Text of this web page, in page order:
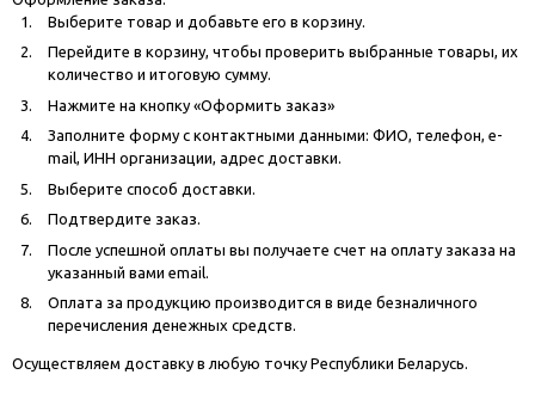
Выберите товар и добавьте его в корзину.
Перейдите в корзину, чтобы проверить выбранные товары, их
количество и итоговую сумму.
Нажмите на кнопку «Оформить заказ»
Заполните форму с контактными данными: ФИО, телефон, e-
mail, ИНН организации, адрес доставки.
Выберите способ доставки.
Подтвердите заказ.
После успешной оплаты вы получаете счет на оплату заказа на
указанный вами email.
Оплата за продукцию производится в виде безналичного
перечисления денежных средств.
Осуществляем доставку в любую точку Республики Беларусь.